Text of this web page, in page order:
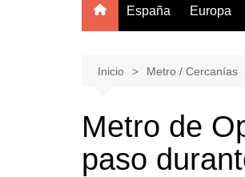
España Europa
Inicio Metro / Cercanías
Metro de
paso